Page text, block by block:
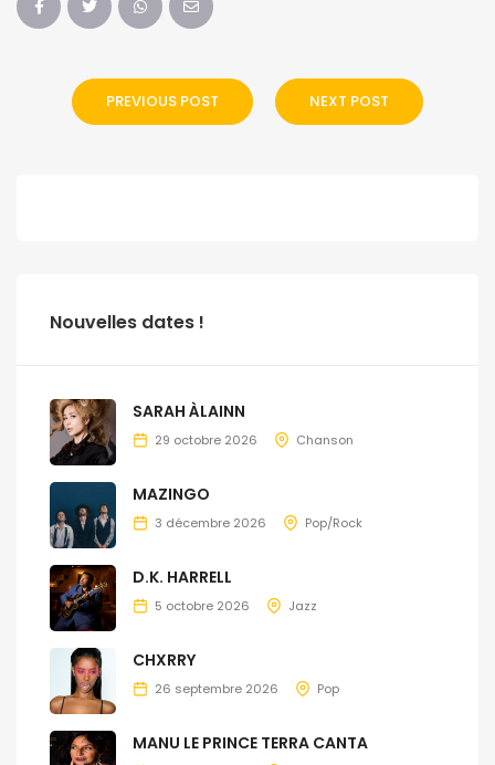
PREVIOUS POST NEXT POST
Nouvelles dates !
SARAH ÀLAINN
29 octobre 2026 Chanson
MAZINGO
3 décembre 2026 Pop/Rock
D.K. HARRELL
5 octobre 2026 Jazz
CHXRRY
26 septembre 2026 Pop
MANU LE PRINCE TERRA CANTA